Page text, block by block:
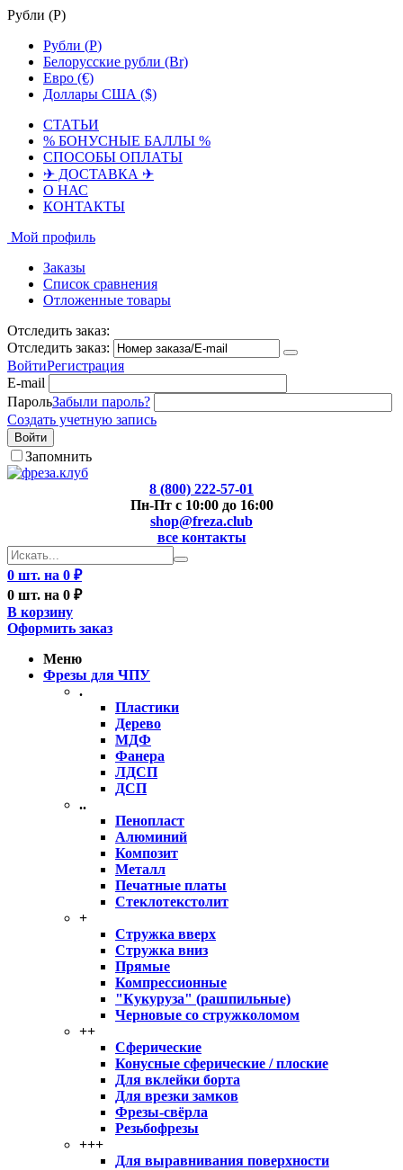
Рубли (Р)
Рубли (Р)
Белорусские рубли (Br)
Евро (€)
Доллары США ($)
СТАТЬИ
% БОНУСНЫЕ БАЛЛЫ %
СПОСОБЫ ОПЛАТЫ
✈ ДОСТАВКА ✈
О НАС
КОНТАКТЫ
Мой профиль
Заказы
Список сравнения
Отложенные товары
Отследить заказ:
Отследить заказ:
ВойтиРегистрация
E-mail
ПарольЗабыли пароль?
Создать учетную запись
Войти
Запомнить
8 (800) 222-57-01
Пн-Пт с 10:00 до 16:00
shop@freza.club
все контакты
0 шт. на 0 ₽
0 шт. на 0 ₽
В корзину
Оформить заказ
Меню
Фрезы для ЧПУ
.
Пластики
Дерево
МДФ
Фанера
ЛДСП
ДСП
..
Пенопласт
Алюминий
Композит
Металл
Печатные платы
Стеклотекстолит
+
Стружка вверх
Стружка вниз
Прямые
Компрессионные
"Кукуруза" (рашпильные)
Черновые со стружколомом
++
Сферические
Конусные сферические / плоские
Для вклейки борта
Для врезки замков
Фрезы-свёрла
Резьбофрезы
+++
Для выравнивания поверхности